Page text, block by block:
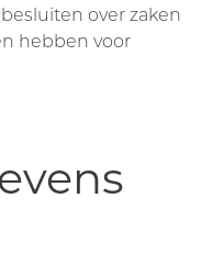
over zaken
hebben voor